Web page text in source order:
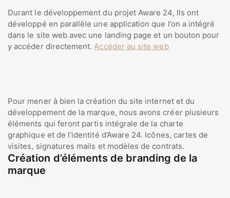
Durant le développement du projet Aware 24, Ils ont
développé en parallèle une application que l’on a intégré
dans le site web avec une landing page et un bouton pour
y accéder directement. Accéder au site web
Pour mener à bien la création du site internet et du
développement de la marque, nous avons créer plusieurs
éléments qui feront partis intégrale de la charte
graphique et de l’identité d’Aware 24. Icônes, cartes de
visites, signatures mails et modèles de contrats.
Création d’éléments de branding de la
marque